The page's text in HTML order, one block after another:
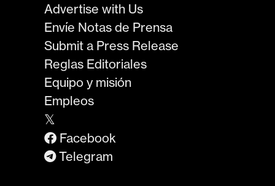
Advertise with Us
Envíe Notas de Prensa
Submit a Press Release
Reglas Editoriales
Equipo y misión
Empleos
𝕏
Facebook
Telegram